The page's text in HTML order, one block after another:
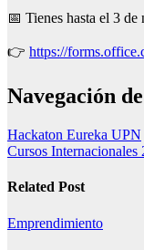
📅 Tienes hasta el 3
👉 https://
Navegación
Hackaton Eureka UPN
Cursos Internacionales
Related Post
Emprendimiento